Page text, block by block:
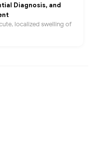
Diagnosis, and
localized swelling of